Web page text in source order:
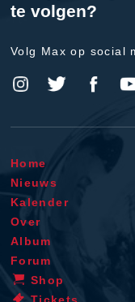
te volgen?
Volg Max op social
Home
Nieuws
Kalender
Over
Album
Forum
Shop